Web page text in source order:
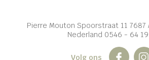
Pierre Mouton Spoorstraat 11 7687
Nederland 0546 - 64
Volg ons